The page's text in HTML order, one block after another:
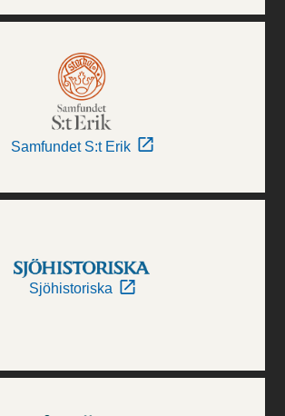
Samfundet S:t Erik
Sjöhistoriska